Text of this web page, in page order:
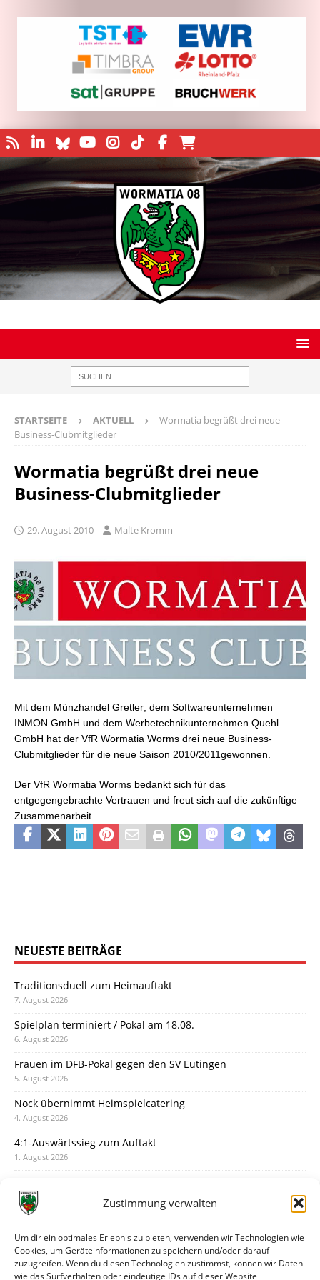
Zustimmung verwalten
Um dir ein optimales Erlebnis zu bieten, verwenden wir Technologien wie
Cookies, um Geräteinformationen zu speichern und/oder darauf
zuzugreifen. Wenn du diesen Technologien zustimmst, können wir Daten
wie das Surfverhalten oder eindeutige IDs auf dieser Website
STARTSEITE AKTUELL
Wormatia begrüßt drei neue
Business-Clubmitglieder
Wormatia begrüßt drei neue
Business-Clubmitglieder
29. August 2010 Malte Kromm
Mit dem Münzhandel Gretler, dem Softwareunternehmen
INMON GmbH und dem Werbetechnikunternehmen Quehl
GmbH hat der VfR Wormatia Worms drei neue Business-
Clubmitglieder für die neue Saison 2010/2011gewonnen.
Der VfR Wormatia Worms bedankt sich für das
entgegengebrachte Vertrauen und freut sich auf die zukünftige
Zusammenarbeit.
NEUESTE BEITRÄGE
Traditionsduell zum Heimauftakt
7. August 2026
Spielplan terminiert / Pokal am 18.08.
6. August 2026
Frauen im DFB-Pokal gegen den SV Eutingen
5. August 2026
Nock übernimmt Heimspielcatering
4. August 2026
4:1-Auswärtssieg zum Auftakt
1. August 2026
31. Juli 2026
30. Juli 2026
Deine Spielminute: 89+1
28. Juli 2026